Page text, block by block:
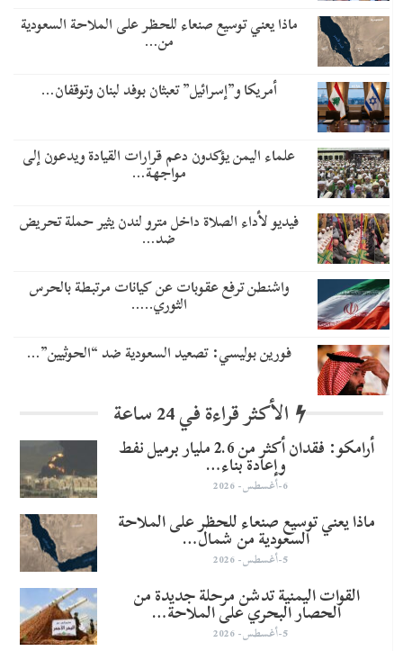
ماذا يعني توسيع صنعاء للحظر على الملاحة السعودية
من…
أمريكا و”إسرائيل” تعبثان بوفد لبنان وتوقفان…
علماء اليمن يؤكدون دعم قرارات القيادة ويدعون إلى
مواجهة…
فيديو لأداء الصلاة داخل مترو لندن يثير حملة تحريض
ضد…
واشنطن ترفع عقوبات عن كيانات مرتبطة بالحرس
الثوري..…
​فورين بوليسي: تصعيد السعودية ضد “الحوثيين”…
الأكثر قراءة في 24 ساعة
أرامكو: فقدان أكثر من 2.6 مليار برميل نفط
وإعادة بناء…
6-أغسطس- 2026
ماذا يعني توسيع صنعاء للحظر على الملاحة
السعودية من شمال…
5-أغسطس- 2026
القوات اليمنية تدشن مرحلة جديدة من
الحصار البحري على الملاحة…
5-أغسطس- 2026